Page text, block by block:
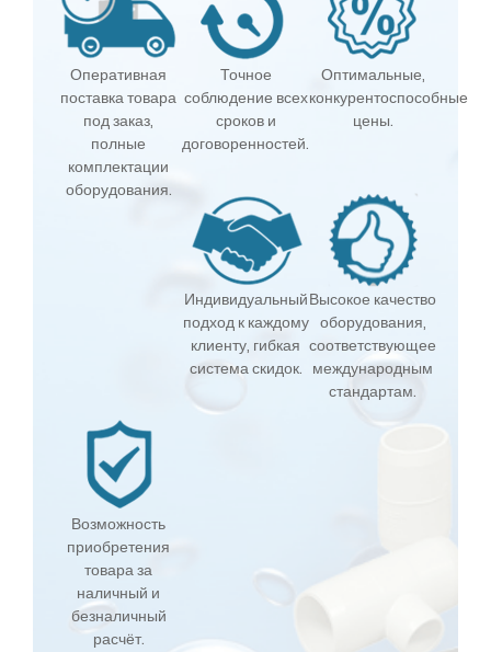
Оперативная
поставка товара
под заказ,
полные
комплектации
оборудования.
Точное
соблюдение всех
сроков и
договоренностей.
Оптимальные,
конкурентоспособные
цены.
Индивидуальный
подход к каждому
клиенту, гибкая
система скидок.
Высокое качество
оборудования,
соответствующее
международным
стандартам.
Возможность
приобретения
товара за
наличный и
безналичный
расчёт.